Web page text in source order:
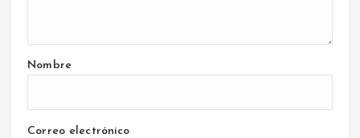
Nombre
Correo electrónico